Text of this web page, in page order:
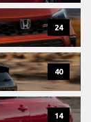
24
40
14